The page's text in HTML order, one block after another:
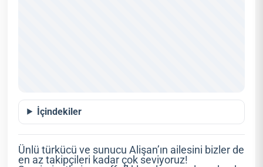
İçindekiler
Ünlü türkücü ve sunucu Alişan’ın ailesini bizler de
en az takipçileri kadar çok seviyoruz!